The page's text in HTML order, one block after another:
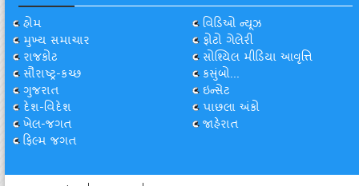
હોમ
મુખ્ય સમાચાર
રાજકોટ
સૌરાષ્ટ્ર-કચ્છ
ગુજરાત
દેશ-વિદેશ
ખેલ-જગત
ફિલ્મ જગત
વિડિઓ ન્યૂઝ
ફોટો ગેલેરી
સોશ્યિલ મીડિયા આવૃત્તિ
કસુંબો...
ઇન્સેટ
પાછલા અંકો
જાહેરાત